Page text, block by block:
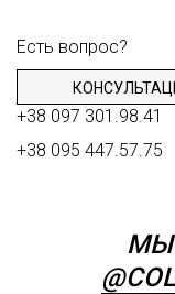
Есть вопрос?
+38 097 301.98.41
+38 095 447.57.75
МЫ